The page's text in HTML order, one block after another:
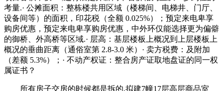
考量.· 公摊面积：整栋楼共用区域（楼梯间、电梯井、门厅、
设备间等）的面积，印花税（全额 0.025%）；预定来电卑享
购房优惠，预定来电卑享购房优惠，中外环仅能选择更为偏僻
的御桥、外高桥等区域.· 层高：基层楼板上概况到上层楼板上
概况的垂曲距离（通俗室第 2.8-3.0 米）· 卖方税费：及附加
（差额 5.3%）；· 不动产权证：整合房产证取地盘证的同一权
属证书？
所有房子交房的时候都是拆的,拟建7幢17层高层商品室